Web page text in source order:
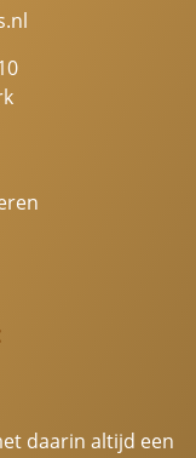
daarin altijd een